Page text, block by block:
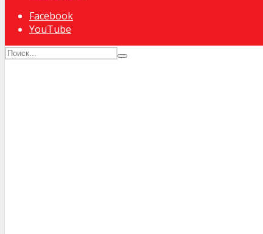
Facebook
YouTube